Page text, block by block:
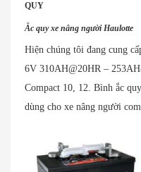
QUY
Ắc quy xe nâng người Haulotte
Hiện chúng tôi đang cung
6V 310AH@20HR –
Compact 10, 12. Bình ắc
dùng cho xe nâng người